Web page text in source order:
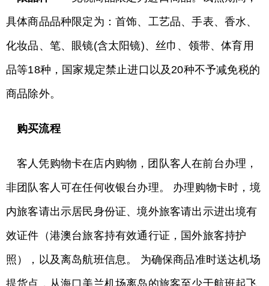
具体商品品种限定为：首饰、工艺品、手表、香水、
化妆品、笔、眼镜(含太阳镜)、丝巾、领带、体育用
品等18种，国家规定禁止进口以及20种不予减免税的
商品除外。
购买流程
客人凭购物卡在店内购物，团队客人在前台办理，
非团队客人可在任何收银台办理。 办理购物卡时，境
内旅客请出示居民身份证、境外旅客请出示进出境有
效证件（港澳台旅客持有效通行证，国外旅客持护
照），以及离岛航班信息。 为确保商品准时送达机场
提货点，从海口美兰机场离岛的旅客至少于航班起飞